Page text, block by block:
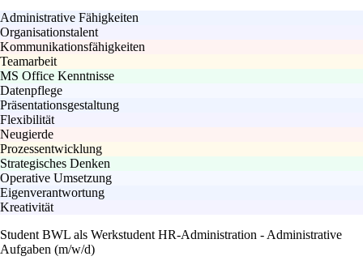
Administrative Fähigkeiten
Organisationstalent
Kommunikationsfähigkeiten
Teamarbeit
MS Office Kenntnisse
Datenpflege
Präsentationsgestaltung
Flexibilität
Neugierde
Prozessentwicklung
Strategisches Denken
Operative Umsetzung
Eigenverantwortung
Kreativität
Student BWL als Werkstudent HR-Administration - Administrative
Aufgaben (m/w/d)